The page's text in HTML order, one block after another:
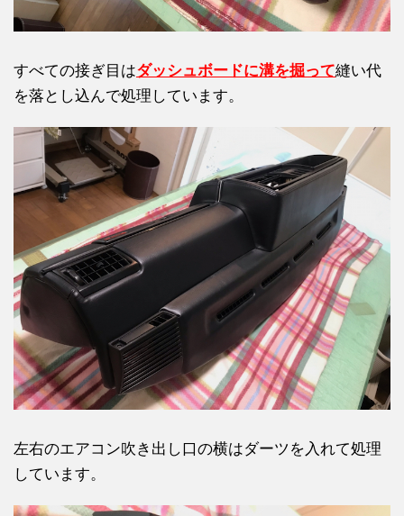
すべての接ぎ目はダッシュボードに溝を掘って縫い代
を落とし込んで処理しています。
左右のエアコン吹き出し口の横はダーツを入れて処理
しています。